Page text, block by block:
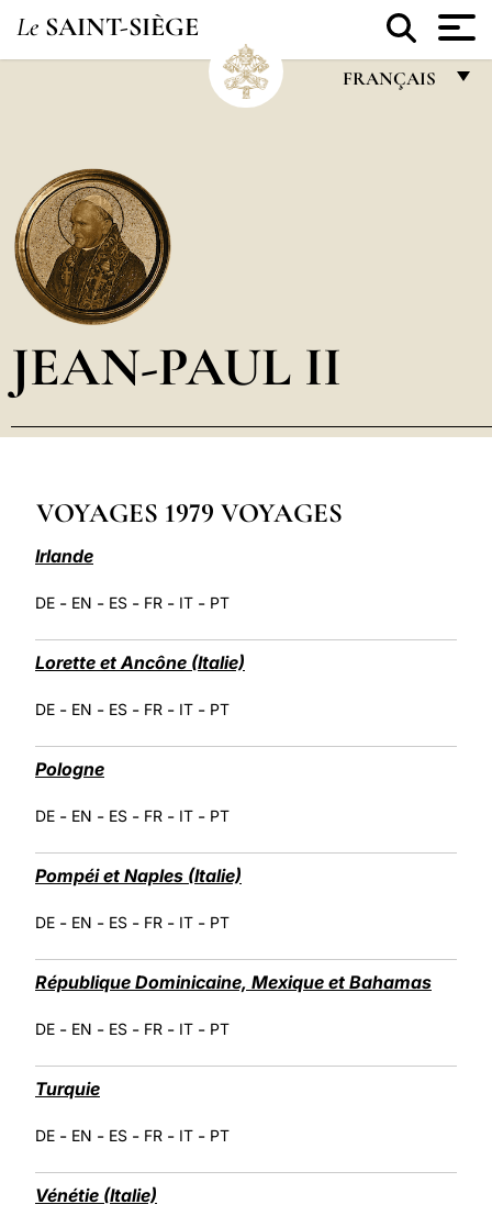
Le SAINT-SIÈGE
FRANÇAIS
العربيّة
LATINE
JEAN-PAUL II
VOYAGES 1979 VOYAGES
Irlande
DE - EN - ES - FR - IT - PT
Lorette et Ancône (Italie)
DE - EN - ES - FR - IT - PT
Pologne
DE - EN - ES - FR - IT - PT
Pompéi et Naples (Italie)
DE - EN - ES - FR - IT - PT
République Dominicaine, Mexique et Bahamas
DE - EN - ES - FR - IT - PT
Turquie
DE - EN - ES - FR - IT - PT
Vénétie (Italie)